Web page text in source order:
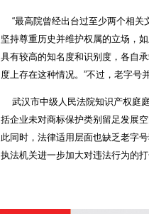
“最高院曾经出台过至少两个相关
坚持尊重历史并维护权属的立场，
具有较高的知名度和识别度，各自
度上存在这种情况。”不过，老字
武汉市中级人民法院知识产权庭
括企业未对商标保护类别留足发展
此同时，法律适用层面也缺乏老字
执法机关进一步加大对违法行为的